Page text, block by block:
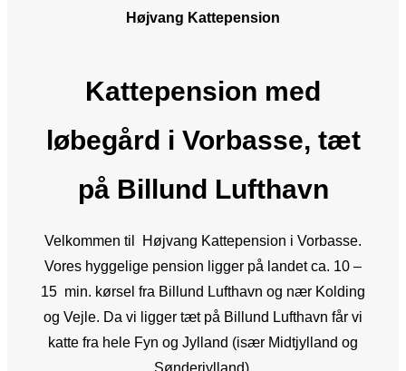
Højvang Kattepension
Kattepension med
løbegård i Vorbasse, tæt
på Billund Lufthavn
Velkommen til Højvang Kattepension i Vorbasse.
Vores hyggelige pension ligger på landet ca. 10 –
15 min. kørsel fra Billund Lufthavn og nær Kolding
og Vejle. Da vi ligger tæt på Billund Lufthavn får vi
katte fra hele Fyn og Jylland (især Midtjylland og